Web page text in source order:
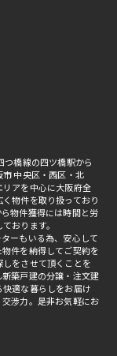
橋線の四ツ橋駅から
中央区・西区・北
アを中心に大阪府全
物件を取り扱っており
物件獲得には時間と労
おります。
ーもいる為、安心して
件を納得してご契約を
をさせて頂くことを
築戸建の分譲・注文建
適な暮らしをお届け
渉力。是非お気軽にお